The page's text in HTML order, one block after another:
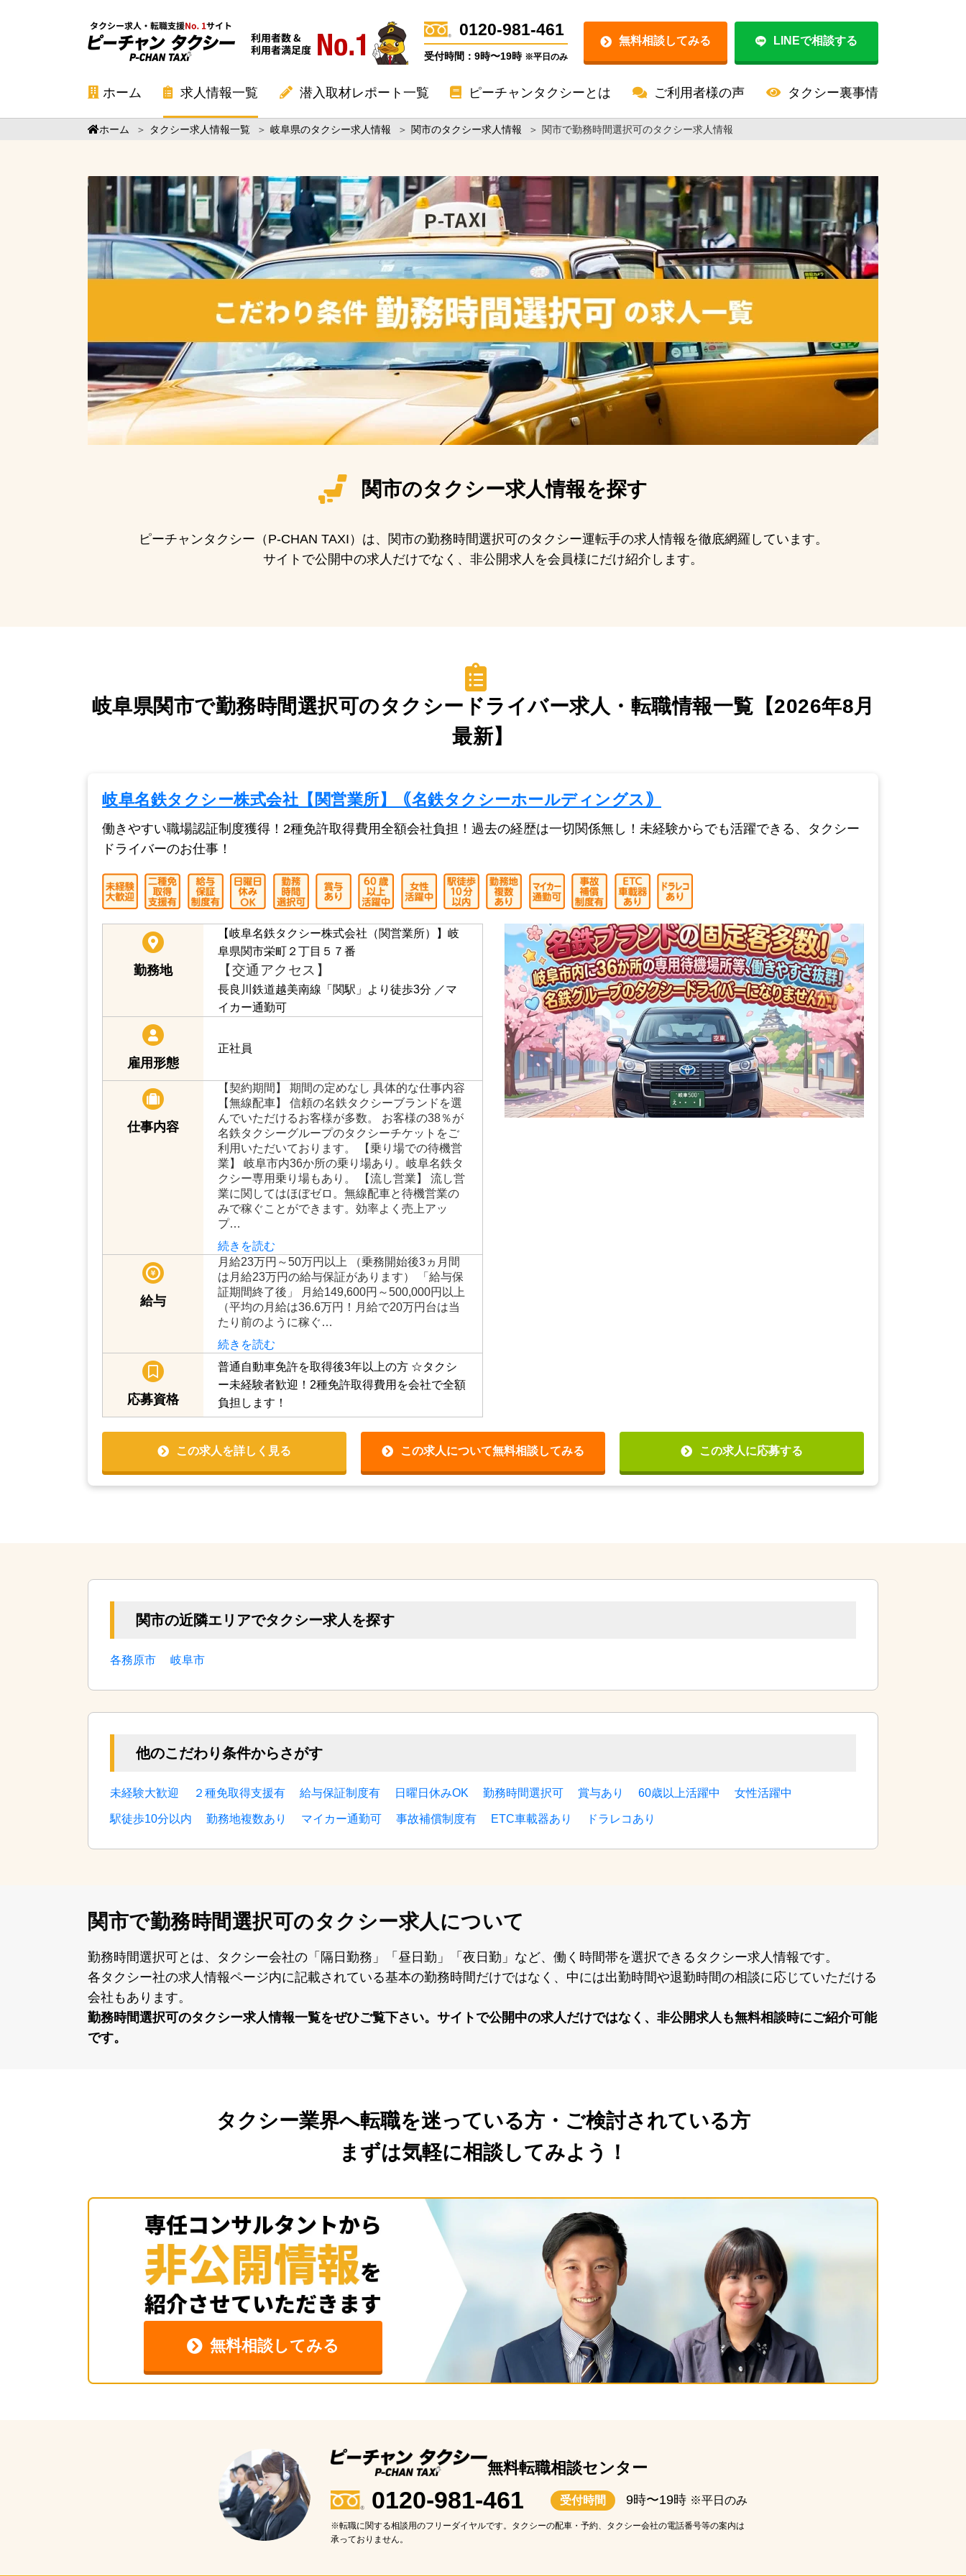
0120-981-461
受付時間：9時〜19時 ※平日のみ
無料相談してみる LINEで相談する
ホーム 求人情報一覧 潜入取材レポート一覧 ピーチャンタクシーとは ご利用者様の声 タクシー裏事情
ホーム ＞ タクシー求人情報一覧 ＞ 岐阜県のタクシー求人情報 ＞ 関市のタクシー求人情報 ＞ 関市で勤務時間選択可のタクシー求人情報
関市のタクシー求人情報を探す
ピーチャンタクシー（P-CHAN TAXI）は、関市の勤務時間選択可のタクシー運転手の求人情報を徹底網羅しています。
サイトで公開中の求人だけでなく、非公開求人を会員様にだけ紹介します。
岐阜県関市で勤務時間選択可のタクシードライバー求人・転職情報一覧【2026年8月
最新】
岐阜名鉄タクシー株式会社【関営業所】｟名鉄タクシーホールディングス｠
働きやすい職場認証制度獲得！2種免許取得費用全額会社負担！過去の経歴は一切関係無し！未経験からでも活躍できる、タクシー
ドライバーのお仕事！
勤務地
【岐阜名鉄タクシー株式会社（関営業所）】岐
阜県関市栄町２丁目５７番
【交通アクセス】
長良川鉄道越美南線「関駅」より徒歩3分 ／マ
イカー通勤可
雇用形態
正社員
仕事内容
【契約期間】 期間の定めなし 具体的な仕事内容
【無線配車】 信頼の名鉄タクシーブランドを選
んでいただけるお客様が多数。 お客様の38％が
名鉄タクシーグループのタクシーチケットをご
利用いただいております。 【乗り場での待機営
業】 岐阜市内36か所の乗り場あり。岐阜名鉄タ
クシー専用乗り場もあり。 【流し営業】 流し営
業に関してはほぼゼロ。無線配車と待機営業の
みで稼ぐことができます。効率よく売上アッ
プ…
続きを読む
給与
月給23万円～50万円以上 （乗務開始後3ヵ月間
は月給23万円の給与保証があります） 「給与保
証期間終了後」 月給149,600円～500,000円以上
（平均の月給は36.6万円！月給で20万円台は当
たり前のように稼ぐ…
続きを読む
応募資格
普通自動車免許を取得後3年以上の方 ☆タクシ
ー未経験者歓迎！2種免許取得費用を会社で全額
負担します！
この求人を詳しく見る この求人について無料相談してみる この求人に応募する
関市の近隣エリアでタクシー求人を探す
各務原市 岐阜市
他のこだわり条件からさがす
未経験大歓迎 ２種免取得支援有 給与保証制度有 日曜日休みOK 勤務時間選択可 賞与あり 60歳以上活躍中 女性活躍中
駅徒歩10分以内 勤務地複数あり マイカー通勤可 事故補償制度有 ETC車載器あり ドラレコあり
関市で勤務時間選択可のタクシー求人について
勤務時間選択可とは、タクシー会社の「隔⽇勤務」「昼⽇勤」「夜⽇勤」など、働く時間帯を選択できるタクシー求⼈情報です。
各タクシー社の求⼈情報ページ内に記載されている基本の勤務時間だけではなく、中には出勤時間や退勤時間の相談に応じていただける
会社もあります。
勤務時間選択可のタクシー求⼈情報⼀覧をぜひご覧下さい。サイトで公開中の求⼈だけではなく、⾮公開求⼈も無料相談時にご紹介可能
です。
タクシー業界へ転職を迷っている方・ご検討されている方
まずは気軽に相談してみよう！
無料相談してみる
無料転職相談センター
0120-981-461 受付時間 9時〜19時 ※平日のみ
※転職に関する相談用のフリーダイヤルです。タクシーの配車・予約、タクシー会社の電話番号等の案内は
承っておりません。